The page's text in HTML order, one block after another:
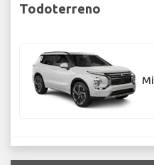
Todoterreno